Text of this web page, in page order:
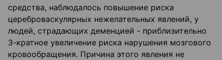
средства, наблюдалось повышение риска
цереброваскулярных нежелательных явлений, у
людей, страдающих деменцией - приблизительно
3-кратное увеличение риска нарушения мозгового
кровообращения. Причина этого явления не